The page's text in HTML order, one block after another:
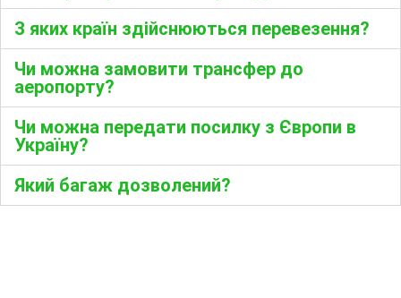
З яких країн здійснюються перевезення?
Чи можна замовити трансфер до
аеропорту?
Чи можна передати посилку з Європи в
Україну?
Який багаж дозволений?